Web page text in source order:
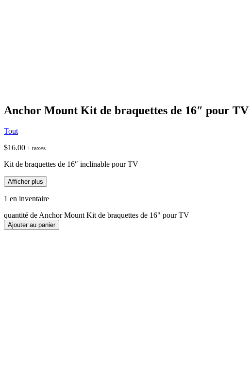
Anchor Mount Kit de braquettes de 16″ pour TV
Tout
$16.00 + taxes
Kit de braquettes de 16″ inclinable pour TV
Afficher plus
1 en inventaire
quantité de Anchor Mount Kit de braquettes de 16" pour TV
Ajouter au panier